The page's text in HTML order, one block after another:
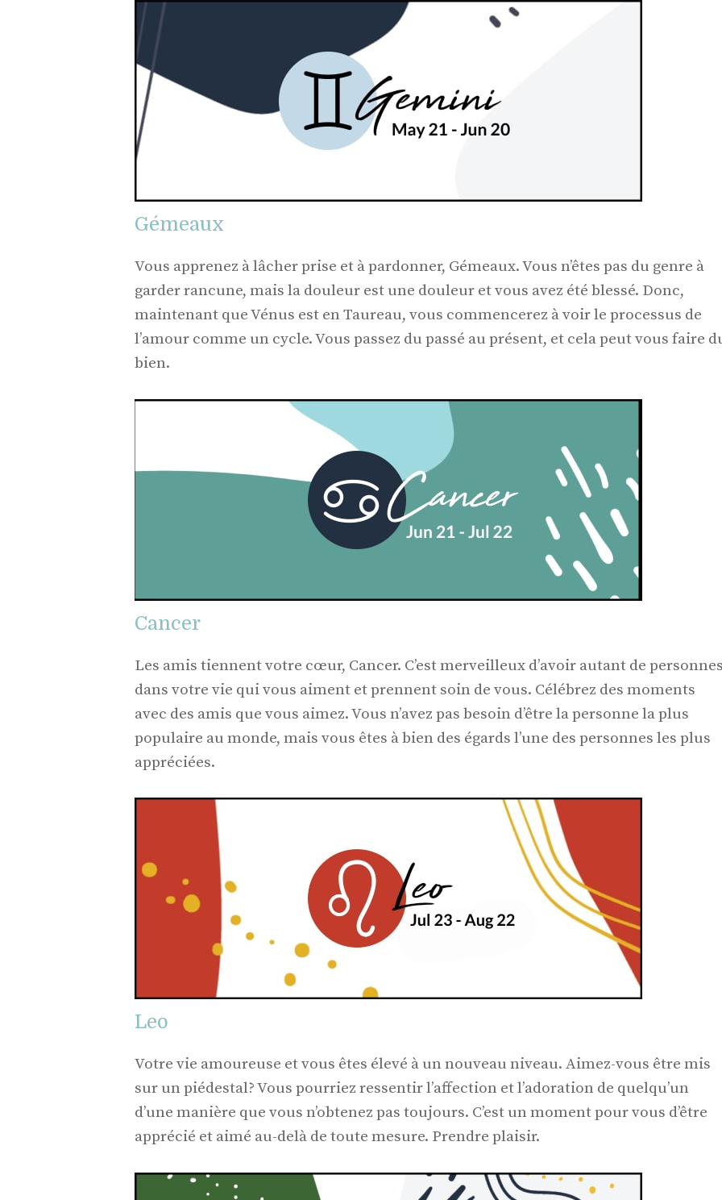
Gémeaux
Vous apprenez à lâcher prise et à pardonner, Gémeaux. Vous n’êtes pas du genre à
garder rancune, mais la douleur est une douleur et vous avez été blessé. Donc,
maintenant que Vénus est en Taureau, vous commencerez à voir le processus de
l’amour comme un cycle. Vous passez du passé au présent, et cela peut vous faire
bien.
Cancer
Les amis tiennent votre cœur, Cancer. C’est merveilleux d’avoir autant de
dans votre vie qui vous aiment et prennent soin de vous. Célébrez des moments
avec des amis que vous aimez. Vous n’avez pas besoin d’être la personne la plus
populaire au monde, mais vous êtes à bien des égards l’une des personnes les plus
appréciées.
Leo
Votre vie amoureuse et vous êtes élevé à un nouveau niveau. Aimez-vous être mis
sur un piédestal? Vous pourriez ressentir l’affection et l’adoration de quelqu’un
d’une manière que vous n’obtenez pas toujours. C’est un moment pour vous d’être
apprécié et aimé au-delà de toute mesure. Prendre plaisir.